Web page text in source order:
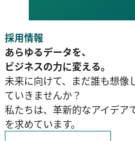
採用情報
あらゆるデータを、
ビジネスの力に変える。
未来に向けて、まだ誰も想像
ていきませんか？
私たちは、革新的なアイデア
を求めています。